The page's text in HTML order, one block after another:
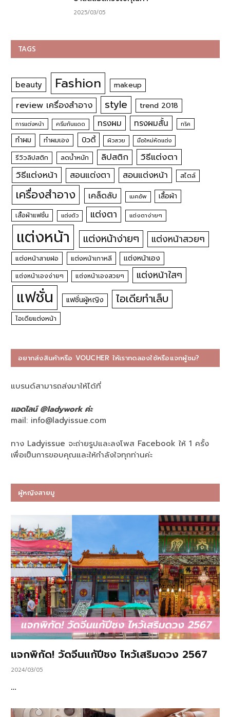
2025/03/05
TAGS
beauty Fashion makeup
review เครื่องสำอาง style trend 2018
การแต่งหน้า ครีมกันแดด ทรงผม ทรงผมสั้น ทริค
ทำผม ทำผมเอง บิวตี้ ผิวสวย มือใหม่หัดแต่ง
รีวิวลิปสติก ลดน้ำหนัก ลิปสติก
วิธีแต่งตา
วิธีแต่งหน้า
สอนแต่งตา สอนแต่งหน้า สไตล์
เครื่องสำอาง เคล็ดลับ เมคอัพ เสื้อผ้า
เสื้อผ้าแฟชั่น แต่งตัว แต่งตา แต่งตาง่ายๆ
แต่งหน้า แต่งหน้าง่ายๆ แต่งหน้าสวยๆ
แต่งหน้าสายฝอ แต่งหน้าเกาหลี แต่งหน้าเอง
แต่งหน้าเองง่ายๆ แต่งหน้าเองสวยๆ แต่งหน้าใสๆ
แฟชั่น แฟชั่นผู้หญิง ไอเดียทำเล็บ
ไอเดียแต่งหน้า
อยากส่งสินค้าหรือ VOUCHER ให้เราทดลองใช้หรือแจกผู้ชม?
แบรนด์สามารถส่งมาให้ได้ที่
แอดไลน์ @ladywork ค่ะ
mail: info@ladyissue.com
ทาง Ladyissue จะถ่ายรูปและลงโพส Facebook ให้ 1 ครั้ง
เพื่อเป็นการขอบคุณและให้กำลังใจทุกท่านค่ะ
ผู้หญิงสายมู
แจกพิกัด! วัดจีนแก้ปีชง ไหว้เสริมดวง 2567
2024/03/05
…